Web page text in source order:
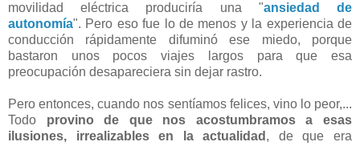
movilidad eléctrica produciría una "ansiedad de
autonomía". Pero eso fue lo de menos y la experiencia de
conducción rápidamente difuminó ese miedo, porque
bastaron unos pocos viajes largos para que esa
preocupación desapareciera sin dejar rastro.
Pero entonces, cuando nos sentíamos felices, vino lo peor,...
Todo provino de que nos acostumbramos a esas
ilusiones, irrealizables en la actualidad , de que era